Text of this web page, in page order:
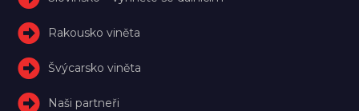
Rakousko viněta
Švýcarsko viněta
Naši partneři